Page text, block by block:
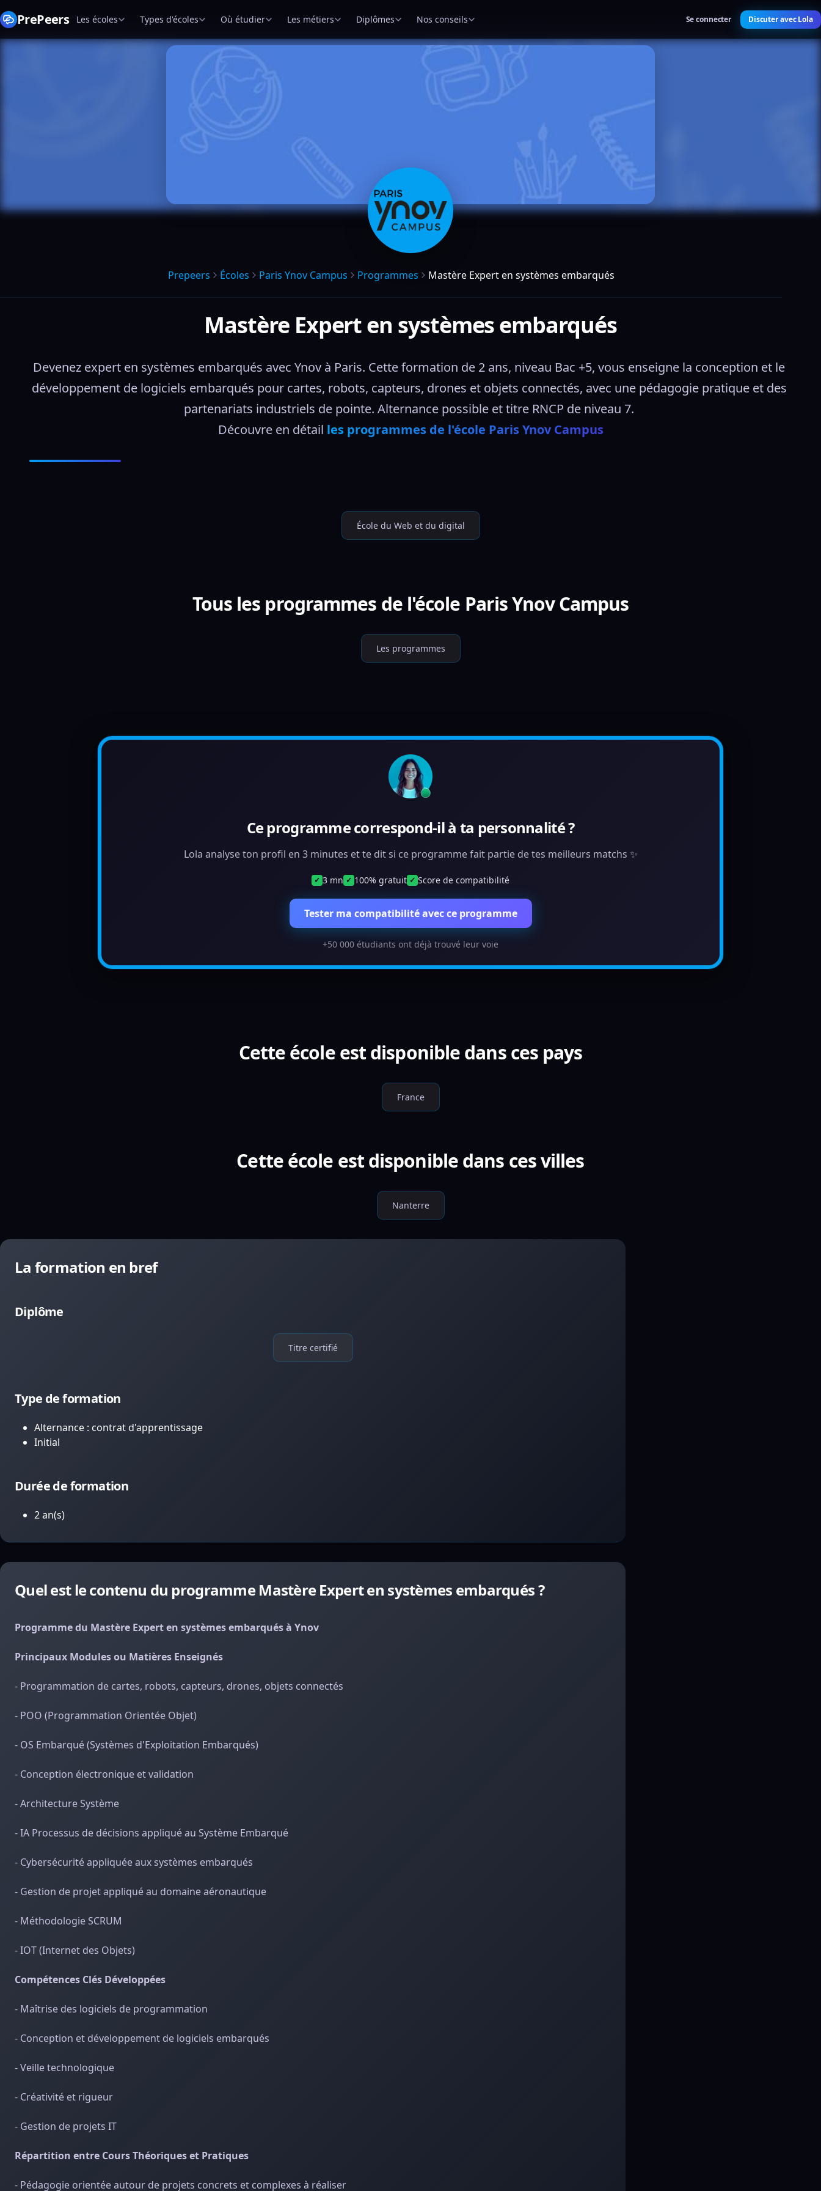
PrePeers Les écoles Types d'écoles Où étudier Les métiers Diplômes Nos conseils Se connecter Discuter avec Lola
Prepeers Écoles Paris Ynov Campus Programmes Mastère Expert en systèmes embarqués
Mastère Expert en systèmes embarqués
Devenez expert en systèmes embarqués avec Ynov à Paris. Cette formation de 2 ans, niveau Bac +5, vous enseigne la conception et le
développement de logiciels embarqués pour cartes, robots, capteurs, drones et objets connectés, avec une pédagogie pratique et des
partenariats industriels de pointe. Alternance possible et titre RNCP de niveau 7.
Découvre en détail les programmes de l'école Paris Ynov Campus
École du Web et du digital
Tous les programmes de l'école Paris Ynov Campus
Les programmes
Ce programme correspond-il à ta personnalité ?
Lola analyse ton profil en 3 minutes et te dit si ce programme fait partie de tes meilleurs matchs ✨
✓ 3 mn ✓ 100% gratuit ✓ Score de compatibilité
Tester ma compatibilité avec ce programme
+50 000 étudiants ont déjà trouvé leur voie
Cette école est disponible dans ces pays
France
Cette école est disponible dans ces villes
Nanterre
La formation en bref
Diplôme
Titre certifié
Type de formation
Alternance : contrat d'apprentissage
Initial
Durée de formation
2 an(s)
Quel est le contenu du programme Mastère Expert en systèmes embarqués ?
Programme du Mastère Expert en systèmes embarqués à Ynov
Principaux Modules ou Matières Enseignés
- Programmation de cartes, robots, capteurs, drones, objets connectés
- POO (Programmation Orientée Objet)
- OS Embarqué (Systèmes d'Exploitation Embarqués)
- Conception électronique et validation
- Architecture Système
- IA Processus de décisions appliqué au Système Embarqué
- Cybersécurité appliquée aux systèmes embarqués
- Gestion de projet appliqué au domaine aéronautique
- Méthodologie SCRUM
- IOT (Internet des Objets)
Compétences Clés Développées
- Maîtrise des logiciels de programmation
- Conception et développement de logiciels embarqués
- Veille technologique
- Créativité et rigueur
- Gestion de projets IT
Répartition entre Cours Théoriques et Pratiques
- Pédagogie orientée autour de projets concrets et complexes à réaliser